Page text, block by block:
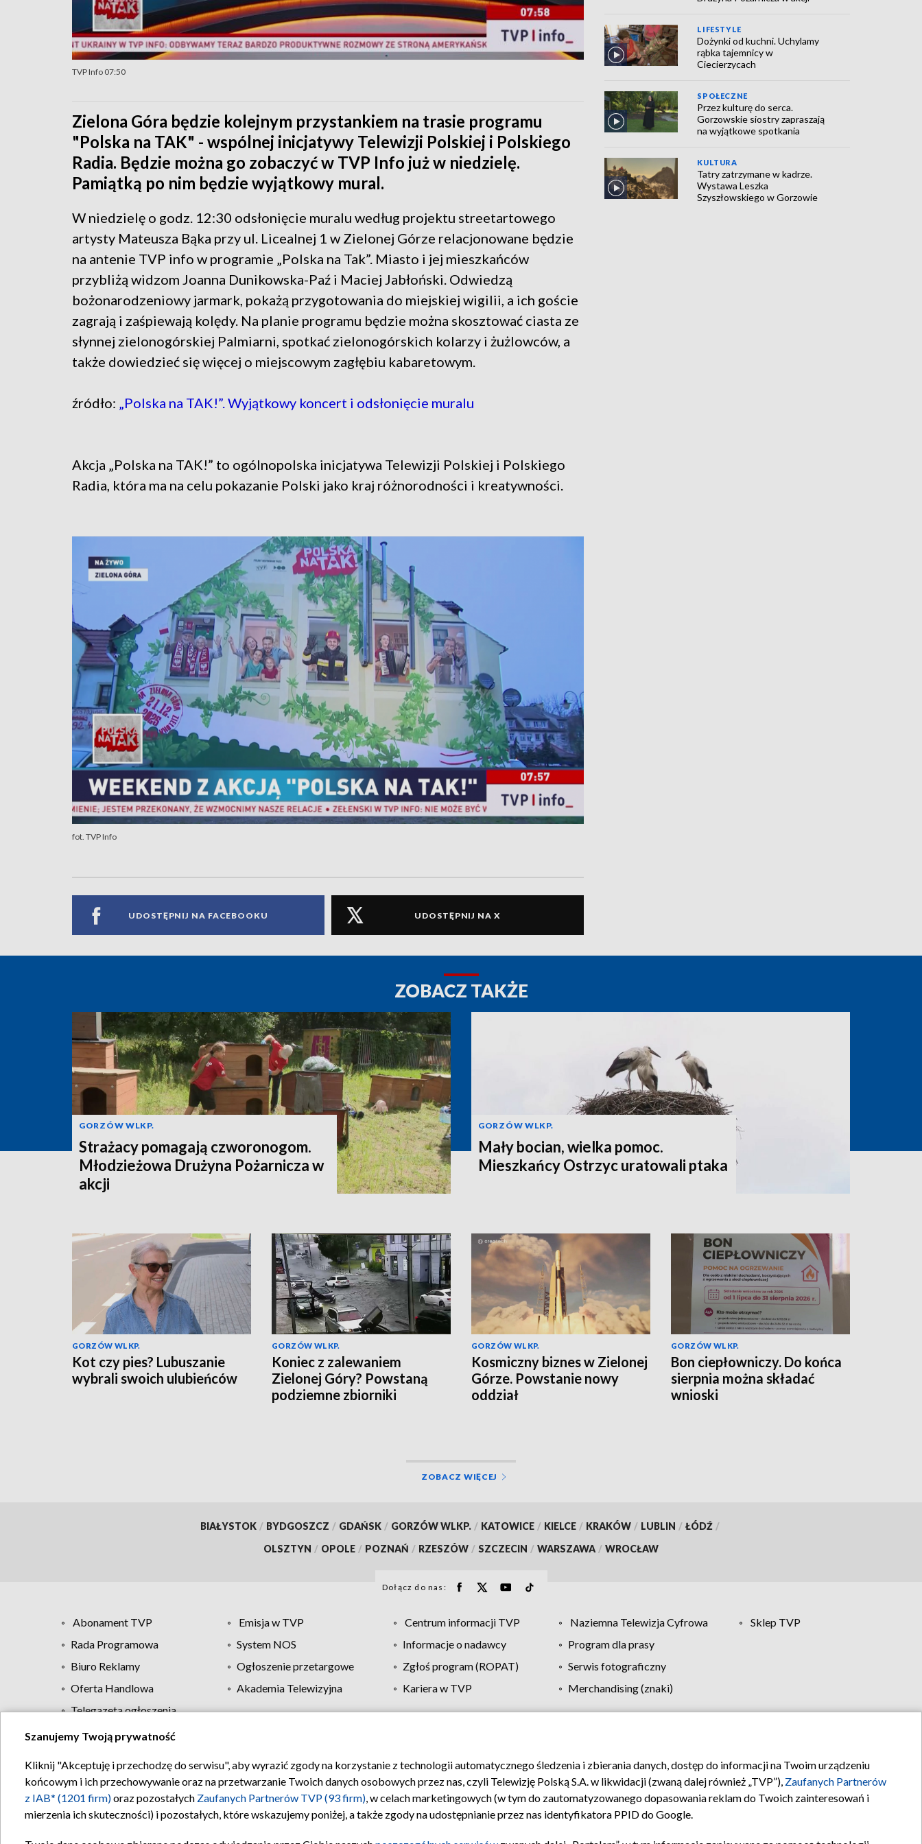
TVP Info 07:50
Zielona Góra będzie kolejnym przystankiem na trasie programu
"Polska na TAK" - wspólnej inicjatywy Telewizji Polskiej i Polskiego
Radia. Będzie można go zobaczyć w TVP Info już w niedzielę.
Pamiątką po nim będzie wyjątkowy mural.
W niedzielę o godz. 12:30 odsłonięcie muralu według projektu streetartowego
artysty Mateusza Bąka przy ul. Licealnej 1 w Zielonej Górze relacjonowane będzie
na antenie TVP info w programie „Polska na Tak”. Miasto i jej mieszkańców
przybliżą widzom Joanna Dunikowska-Paź i Maciej Jabłoński. Odwiedzą
bożonarodzeniowy jarmark, pokażą przygotowania do miejskiej wigilii, a ich goście
zagrają i zaśpiewają kolędy. Na planie programu będzie można skosztować ciasta ze
słynnej zielonogórskiej Palmiarni, spotkać zielonogórskich kolarzy i żużlowców, a
także dowiedzieć się więcej o miejscowym zagłębiu kabaretowym.
źródło: „Polska na TAK!”. Wyjątkowy koncert i odsłonięcie muralu
Akcja „Polska na TAK!” to ogólnopolska inicjatywa Telewizji Polskiej i Polskiego
Radia, która ma na celu pokazanie Polski jako kraj różnorodności i kreatywności.
fot. TVP Info
UDOSTĘPNIJ NA FACEBOOKU UDOSTĘPNIJ NA X
LIFESTYLE
Dożynki od kuchni. Uchylamy
rąbka tajemnicy w
Ciecierzycach
SPOŁECZNE
Przez kulturę do serca.
Gorzowskie siostry zapraszają
na wyjątkowe spotkania
KULTURA
Tatry zatrzymane w kadrze.
Wystawa Leszka
Szyszłowskiego w Gorzowie
ZOBACZ TAKŻE
GORZÓW WLKP.
Strażacy pomagają czworonogom.
Młodzieżowa Drużyna Pożarnicza w
akcji
GORZÓW WLKP.
Mały bocian, wielka pomoc.
Mieszkańcy Ostrzyc uratowali ptaka
GORZÓW WLKP.
Kot czy pies? Lubuszanie
wybrali swoich ulubieńców
GORZÓW WLKP.
Koniec z zalewaniem
Zielonej Góry? Powstaną
podziemne zbiorniki
GORZÓW WLKP.
Kosmiczny biznes w Zielonej
Górze. Powstanie nowy
oddział
GORZÓW WLKP.
Bon ciepłowniczy. Do końca
sierpnia można składać
wnioski
ZOBACZ WIĘCEJ
BIAŁYSTOK / BYDGOSZCZ / GDAŃSK / GORZÓW WLKP. / KATOWICE / KIELCE / KRAKÓW / LUBLIN / ŁÓDŹ /
OLSZTYN / OPOLE / POZNAŃ / RZESZÓW / SZCZECIN / WARSZAWA / WROCŁAW
Dołącz do nas:
Abonament TVP Emisja w TVP Centrum informacji TVP Naziemna Telewizja Cyfrowa
Sklep TVP
Rada Programowa
System NOS Informacje o nadawcy
Program dla prasy
Biuro Reklamy
Ogłoszenie przetargowe Zgłoś program (ROPAT)
Serwis fotograficzny
Oferta Handlowa
Akademia Telewizyjna Kariera w TVP
Merchandising (znaki)
Telegazeta ogłoszenia
Regulamin TVP Polityka prywatności Moje zgody Pomoc Biuro reklamy Kontakt
Szanujemy Twoją prywatność
Kliknij "Akceptuję i przechodzę do serwisu", aby wyrazić zgody na korzystanie z technologii automatycznego śledzenia i zbierania danych, dostęp do informacji na Twoim urządzeniu
końcowym i ich przechowywanie oraz na przetwarzanie Twoich danych osobowych przez nas, czyli Telewizję Polską S.A. w likwidacji (zwaną dalej również „TVP”), Zaufanych Partnerów
z IAB* (1201 firm)oraz pozostałych Zaufanych Partnerów TVP (93 firm), w celach marketingowych (w tym do zautomatyzowanego dopasowania reklam do Twoich zainteresowań i
mierzenia ich skuteczności) i pozostałych, które wskazujemy poniżej, a także zgody na udostępnianie przez nas identyfikatora PPID do Google.